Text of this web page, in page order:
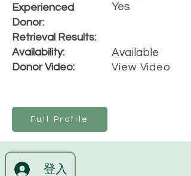
Experienced
Donor:
Retrieval Results:
Availability:
Donor Video:
Yes
Available
View Video
Full Profile
登入